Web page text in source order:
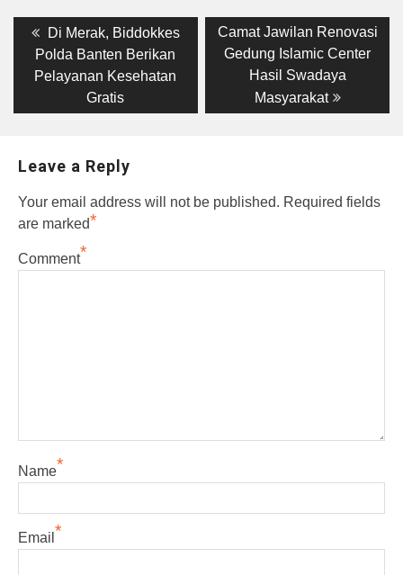
Post
navigation
Previous
post:
Di Merak, Biddokkes
Polda Banten Berikan
Pelayanan Kesehatan
Gratis
Next
post:
Camat Jawilan Renovasi
Gedung Islamic Center
Hasil Swadaya
Masyarakat
Leave a Reply
Your email address will not be published. Required fields
are marked*
Comment*
Name*
Email *